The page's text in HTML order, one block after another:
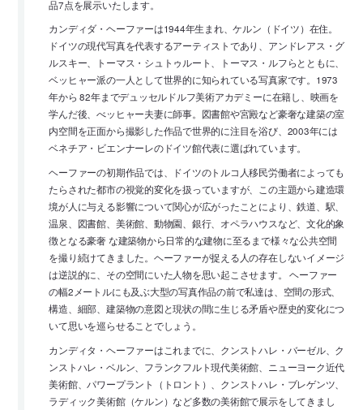
品7点を展示いたします。
カンディダ・ヘーファーは1944年生まれ、ケルン（ドイツ）在住。
ドイツの現代写真を代表するアーティストであり、アンドレアス・グ
ルスキー、トーマス・シュトゥルート、トーマス・ルフらとともに、
ベッヒャー派の一人として世界的に知られている写真家です。1973
年から 82年までデュッセルドルフ美術アカデミーに在籍し、映画を
学んだ後、べッヒャー夫妻に師事。図書館や宮殿など豪奢な建築の室
内空間を正面から撮影した作品で世界的に注目を浴び、2003年には
ベネチア・ビエンナーレのドイツ館代表に選ばれています。
ヘーファーの初期作品では、ドイツのトルコ人移民労働者によっても
たらされた都市の視覚的変化を扱っていますが、この主題から建造環
境が人に与える影響について関心が広がったことにより、鉄道、駅、
温泉、図書館、美術館、動物園、銀行、オペラハウスなど、文化的象
徴となる豪奢 な建築物から日常的な建物に至るまで様々な公共空間
を撮り続けてきました。ヘーファーが捉える人の存在しないイメージ
は逆説的に、その空間にいた人物を思い起こさせます。 ヘーファー
の幅2メートルにも及ぶ大型の写真作品の前で私達は、空間の形式、
構造、細部、建築物の意図と現状の間に生じる矛盾や歴史的変化につ
いて思いを巡らせることでしょう。
カンディタ・ヘーファーはこれまでに、クンストハレ・バーゼル、ク
ンストハレ・ベルン、フランクフルト現代美術館、ニューヨーク近代
美術館、パワープラント（トロント）、クンストハレ・ブレゲンツ、
ラディック美術館（ケルン）など多数の美術館で展示をしてきまし